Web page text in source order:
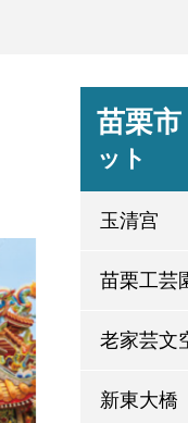
苗栗市
ット
玉清宫
苗栗工芸
老家芸文
新東大橋